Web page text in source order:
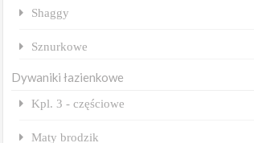
Shaggy
Sznurkowe
Dywaniki łazienkowe
Kpl. 3 - częściowe
Maty brodzik